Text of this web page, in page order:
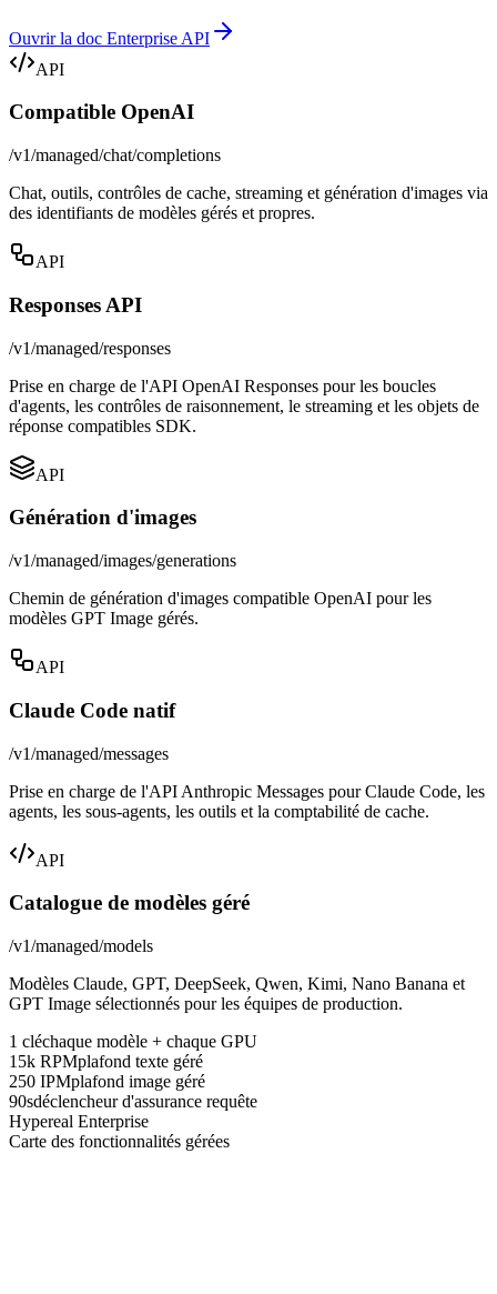
Ouvrir la doc Enterprise API
API
Compatible OpenAI
/v1/managed/chat/completions
Chat, outils, contrôles de cache, streaming et génération d'images via
des identifiants de modèles gérés et propres.
API
Responses API
/v1/managed/responses
Prise en charge de l'API OpenAI Responses pour les boucles
d'agents, les contrôles de raisonnement, le streaming et les objets de
réponse compatibles SDK.
API
Génération d'images
/v1/managed/images/generations
Chemin de génération d'images compatible OpenAI pour les
modèles GPT Image gérés.
API
Claude Code natif
/v1/managed/messages
Prise en charge de l'API Anthropic Messages pour Claude Code, les
agents, les sous-agents, les outils et la comptabilité de cache.
API
Catalogue de modèles géré
/v1/managed/models
Modèles Claude, GPT, DeepSeek, Qwen, Kimi, Nano Banana et
GPT Image sélectionnés pour les équipes de production.
1 cléchaque modèle + chaque GPU
15k RPMplafond texte géré
250 IPMplafond image géré
90sdéclencheur d'assurance requête
Hypereal Enterprise
Carte des fonctionnalités gérées